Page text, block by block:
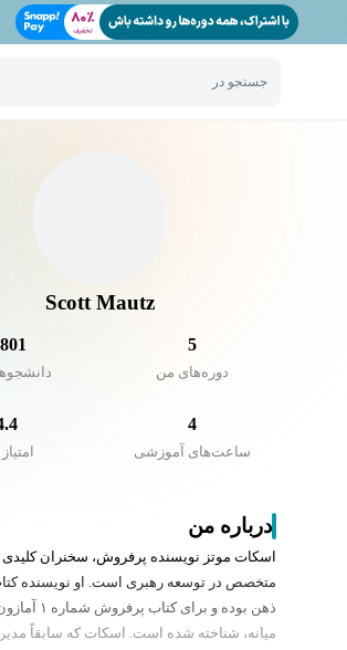
جستجو در
Scott Mautz
5
دوره‌های من
4
ساعت‌های آموزشی
درباره من
اسکات موتز نویسنده پرفروش، سخنران
متخصص در توسعه رهبری است. او نویسنده
ذهن بوده و برای کتاب پرفروش شماره ۱ آمازون،
میانه، شناخته شده است. اسکات که سابقاً